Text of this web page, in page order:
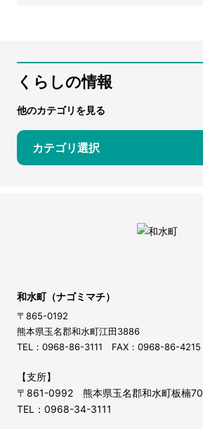
くらしの情報
他のカテゴリを見る
カテゴリ選択
和水町（ナゴミマチ）
〒865-0192
熊本県玉名郡和水町江田3886
TEL：0968-86-3111 FAX：0968-86-4215
【支所】
〒861-0992 熊本県玉名郡和水町板楠70
TEL：0968-34-3111